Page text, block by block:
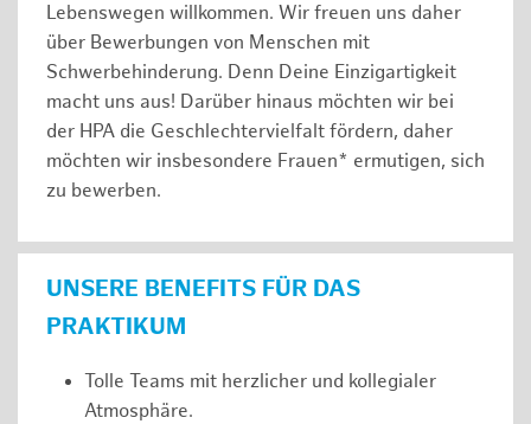
Lebenswegen willkommen. Wir freuen uns daher
über Bewerbungen von Menschen mit
Schwerbehinderung. Denn Deine Einzigartigkeit
macht uns aus! Darüber hinaus möchten wir bei
der HPA die Geschlechtervielfalt fördern, daher
möchten wir insbesondere Frauen* ermutigen, sich
zu bewerben.
UNSERE BENEFITS FÜR DAS
PRAKTIKUM
Tolle Teams mit herzlicher und kollegialer
Atmosphäre.